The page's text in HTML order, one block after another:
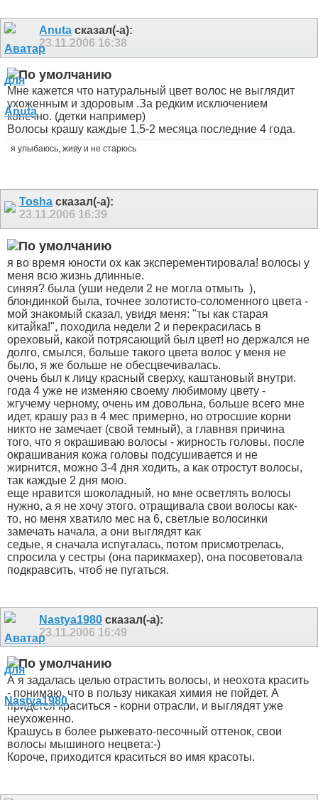
Anuta сказал(-а):
23.11.2006 16:38
Мне кажется что натуральный цвет волос не выглядит
ухоженным и здоровым .За редким исключением
конечно. (детки например)
Волосы крашу каждые 1,5-2 месяца последние 4 года.
я улыбаюсь, живу и не старюсь
Tosha сказал(-а):
23.11.2006 16:39
я во время юности ох как эксперементировала! волосы у
меня всю жизнь длинные.
синяя? была (уши недели 2 не могла отмыть ),
блондинкой была, точнее золотисто-соломенного цвета -
мой знакомый сказал, увидя меня: "ты как старая
китайка!", походила недели 2 и перекрасилась в
ореховый, какой потрясающий был цвет! но держался не
долго, смылся, больше такого цвета волос у меня не
было, я же больше не обесцвечивалась.
очень был к лицу красный сверху, каштановый внутри.
года 4 уже не изменяю своему любимому цвету -
жгучему черному, очень им довольна, больше всего мне
идет, крашу раз в 4 мес примерно, но отросшие корни
никто не замечает (свой темный), а главнвя причина
того, что я окрашиваю волосы - жирность головы. после
окрашивания кожа головы подсушивается и не
жирнится, можно 3-4 дня ходить, а как отростут волосы,
так каждые 2 дня мою.
еще нравится шоколадный, но мне осветлять волосы
нужно, а я не хочу этого. отращивала свои волосы как-
то, но меня хватило мес на 6, светлые волосинки
замечать начала, а они выглядят как
седые, я сначала испугалась, потом присмотрелась,
спросила у сестры (она парикмахер), она посоветовала
подкравсить, чтоб не пугаться.
Nastya1980 сказал(-а):
23.11.2006 16:49
А я задалась целью отрастить волосы, и неохота красить
- понимаю, что в пользу никакая химия не пойдет. А
придется краситься - корни отрасли, и выглядят уже
неухоженно.
Крашусь в более рыжевато-песочный оттенок, свои
волосы мышиного нецвета:-)
Короче, приходится краситься во имя красоты.